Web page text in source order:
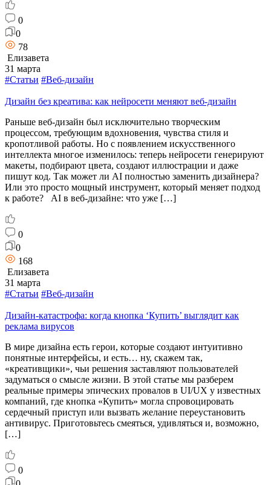
0
0
78
Елизавета
31 марта
#Статьи #Веб-дизайн
Дизайн без креатива: как нейросети меняют веб-дизайн
Раньше веб-дизайн был исключительно творческим
процессом, требующим вдохновения, чувства стиля и
кропотливой работы. Но с появлением искусственного
интеллекта многое изменилось: теперь нейросети генерируют
макеты, подбирают цвета, создают иллюстрации и даже
пишут код. Так может ли AI полностью заменить дизайнера?
Или это просто мощный инструмент, который меняет подход
к работе? AI в веб-дизайне: что уже […]
0
0
168
Елизавета
31 марта
#Статьи #Веб-дизайн
Дизайн-катастрофа: когда кнопка ‘Купить’ выглядит как
реклама вирусов
В мире дизайна есть герои, которые создают интуитивно
понятные интерфейсы, и есть… ну, скажем так,
«креативщики», чьи решения заставляют пользователей
задуматься о смысле жизни. В этой статье мы разберем
реальные примеры эпических провалов в UI/UX у известных
компаний, где кнопка «Купить» могла спровоцировать
сердечный приступ или вызвать желание переустановить
антивирус. Приготовьтесь смеяться, удивляться и, возможно,
[…]
0